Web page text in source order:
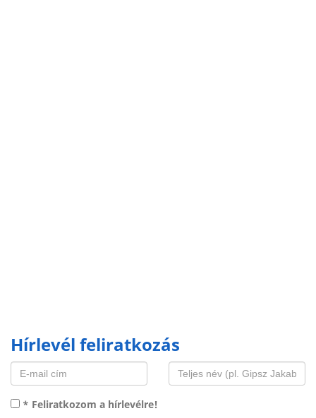
Hírlevél feliratkozás
* Feliratkozom a hírlevélre!